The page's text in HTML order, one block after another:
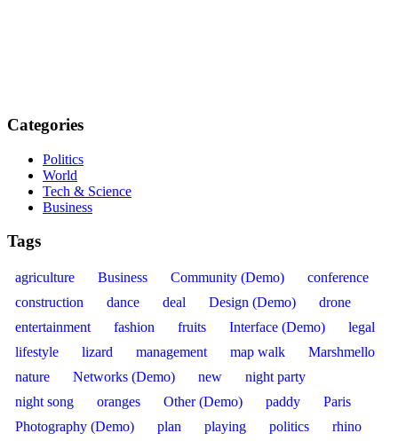
Categories
Politics
World
Tech & Science
Business
Tags
agriculture Business Community (Demo)
conference
construction
dance deal Design (Demo)
drone
entertainment
fashion fruits Interface (Demo)
legal
lifestyle
lizard management map walk
Marshmello
nature
Networks (Demo) new
night party
night song
oranges Other (Demo) paddy
Paris
Photography (Demo)
plan playing politics rhino